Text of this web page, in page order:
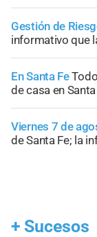
Gestión de
informativo que
En Santa Fe
de casa en
Viernes 7 de
de Santa Fe; la
+ Sucesos